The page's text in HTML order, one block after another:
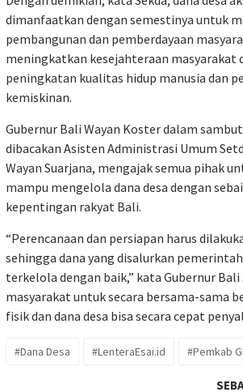
dimanfaatkan dengan semestinya untuk
pembangunan dan pemberdayaan
meningkatkan kesejahteraan masyarakat
peningkatan kualitas hidup manusia dan
kemiskinan.
Gubernur Bali Wayan Koster dalam
dibacakan Asisten Administrasi Umum
Wayan Suarjana, mengajak semua pihak
mampu mengelola dana desa dengan
kepentingan rakyat Bali.
“Perencanaan dan persiapan harus
sehingga dana yang disalurkan
terkelola dengan baik,” kata Gubernur
masyarakat untuk secara bersama-sama
fisik dan dana desa bisa secara cepat
#Dana Desa #LenteraEsai.id #Pemkab